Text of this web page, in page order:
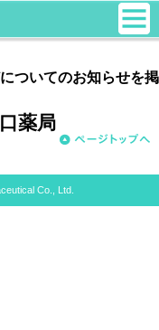
ついてのお知らせを掲
薬局
Co., Ltd.